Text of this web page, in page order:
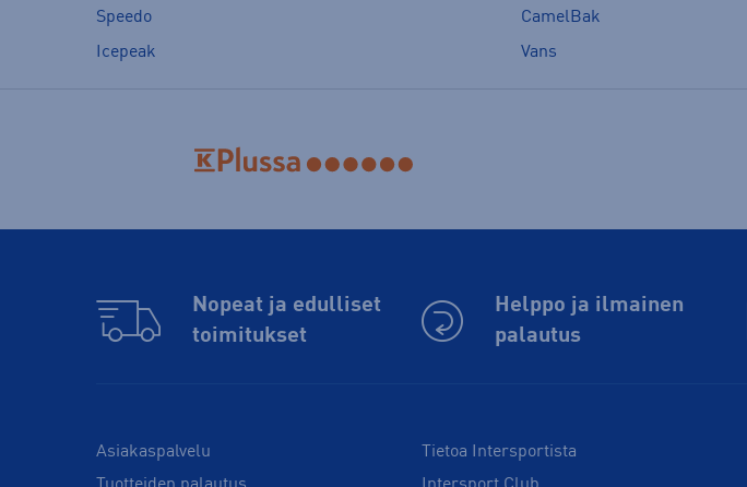
Speedo
CamelBak
Icepeak
Vans
Nopeat ja edulliset
toimitukset
Helppo ja ilmainen
palautus
Asiakaspalvelu
Tietoa Intersportista